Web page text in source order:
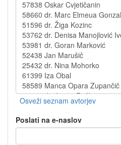
Poslati na e-naslov